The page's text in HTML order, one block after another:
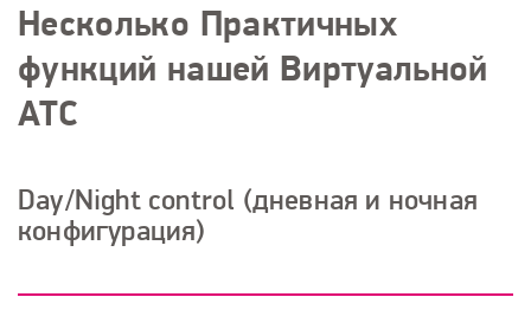
Несколько Практичных
функций нашей Виртуальной
АТС
Day/Night control (дневная и ночная
конфигурация)